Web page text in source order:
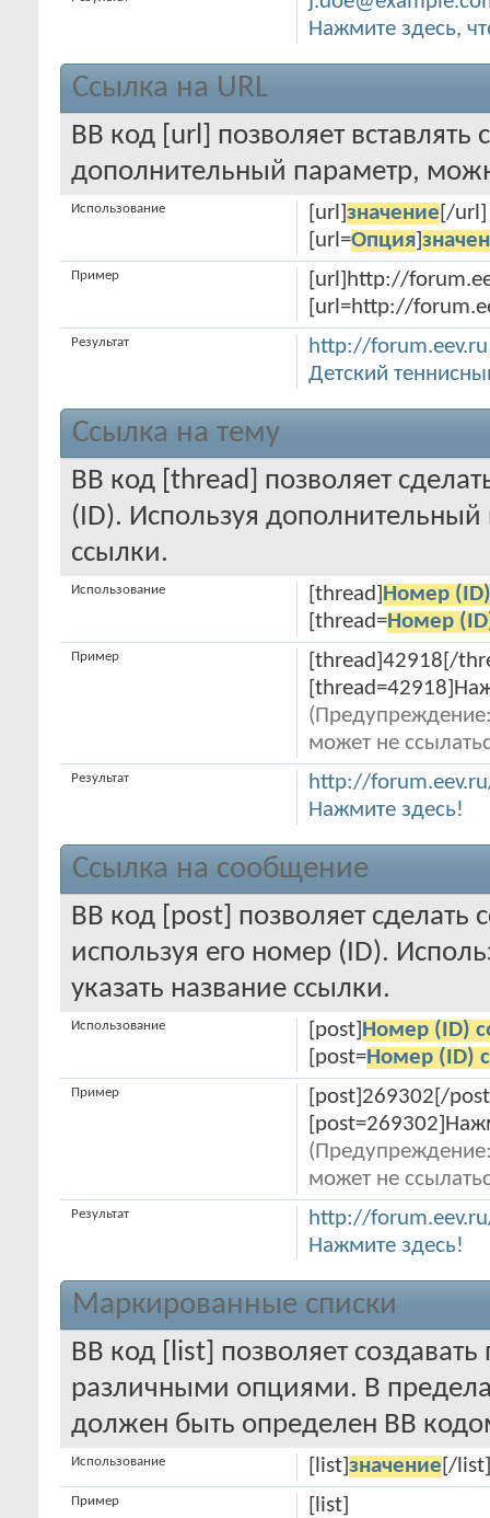
Нажмите здесь,
Ссылка на URL
BB код [url] позволяет
дополнительный параметр,
[url] значение [/url]
[url=Опция]
Использование
[url]http://
[url=http://
Пример
http://forum.eev.ru
Детский
Результат
Ссылка на тему
BB код [thread] позволяет
(ID). Используя
ссылки.
[thread] Номер
[thread=Номер
Использование
[thread]42918[/
может не
Пример
http://
Нажмите здесь!
Результат
Ссылка на сообщение
BB код [post] позволяет
используя его номер (ID).
указать название ссылки.
[post] Номер (ID)
[post=Номер (ID)
Использование
[post]269302[/
может не
Пример
http://
Нажмите здесь!
Результат
Маркированные списки
BB код [list] позволяет
различными опциями. В
должен быть определен BB
[list] значение [/list]
Использование
[list]
Пример